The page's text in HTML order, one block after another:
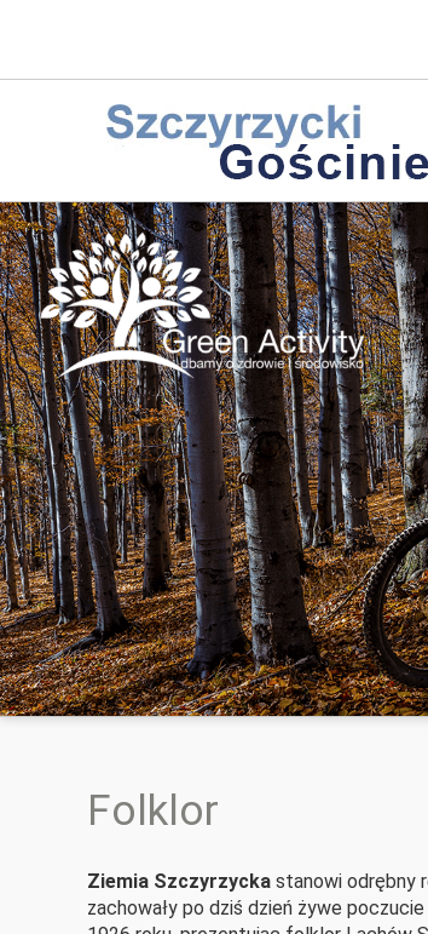
Folklor
Ziemia Szczyrzycka stanowi odrębny
zachowały po dziś dzień żywe